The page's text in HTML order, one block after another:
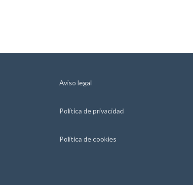
Aviso legal
Política de privacidad
Política de cookies